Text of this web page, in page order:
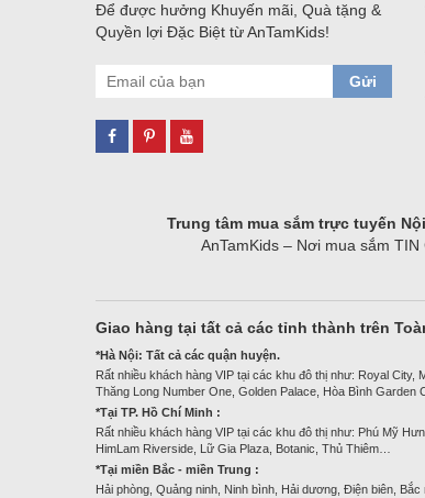
Để được hưởng Khuyến mãi, Quà tặng &
Quyền lợi Đặc Biệt từ AnTamKids!
Gửi
Trung tâm mua sắm trực tuyến
AnTamKids – Nơi mua sắm
Giao hàng tại tất cả các tỉnh thành trên
*Hà Nội: Tất cả các quận huyện.
Rất nhiều khách hàng VIP tại các khu đô thị như: Royal City,
Thăng Long Number One, Golden Palace, Hòa Bình Garden
*Tại TP. Hồ Chí Minh :
Rất nhiều khách hàng VIP tại các khu đô thị như: Phú Mỹ
HimLam Riverside, Lữ Gia Plaza, Botanic, Thủ Thiêm…
*Tại miền Bắc - miền Trung :
Hải phòng, Quảng ninh, Ninh bình, Hải dương, Điện biên,